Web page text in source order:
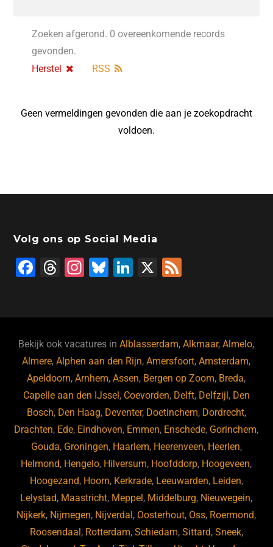
Zoeken afgerond. 0 overeenkomende records
gevonden.
Herstel
RSS
Geen vermeldingen gevonden die aan je zoekopdracht
voldoen.
Volg ons op Social Media
F
b
o
o
k
T
d
s
In
a
m
Bl
ky
Li
dI
n
X
Bekijk ook vacatures inAlblasserdam,Alkmaar,Almelo,
Almere,Alphen aan den Rijn,Amersfoort,Amsterdam,
Apeldoorn,Arnhem,Assen, Bergen op Zoom, Breda,
Capelle aan den IJssel , Coevorden, Delft, Delfzijl , Den
Bosch, Den Haag, Deventer, Doetinchem, Dordrecht,
Drachten, Ede, Eindhoven, Emmen, Enschede, Gorinchem,
Gouda, Groningen, Haarlem, Heerenveen, Heerlen,
Helmond, Hengelo, Hilversum, Hoofddorp, Hoogeveen,
Hoogezand, Hoorn, Kerkrade, Leeuwarden, Leiden,
Lelystad, Maastricht, Meppel , Middelburg, Nieuwegein,
Nijkerk, Nijmegen, Nijverdal , Oosterhout, Oss, Roermond,
Roosendaal , Rotterdam, Schiedam, Sittard, Sneek,